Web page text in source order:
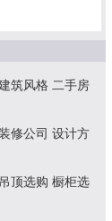
筑风格 二手房
修公司 设计方
吊顶选购 橱柜选